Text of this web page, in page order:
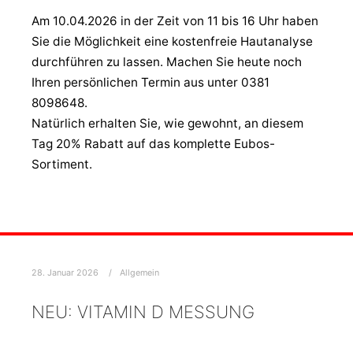
Am 10.04.2026 in der Zeit von 11 bis 16 Uhr haben
Sie die Möglichkeit eine kostenfreie Hautanalyse
durchführen zu lassen. Machen Sie heute noch
Ihren persönlichen Termin aus unter 0381
8098648.
Natürlich erhalten Sie, wie gewohnt, an diesem
Tag 20% Rabatt auf das komplette Eubos-
Sortiment.
28. Januar 2026 Allgemein
NEU: VITAMIN D MESSUNG